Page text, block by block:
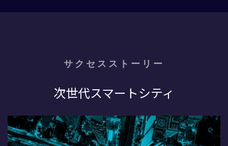
サクセスストーリー
次世代スマートシティ